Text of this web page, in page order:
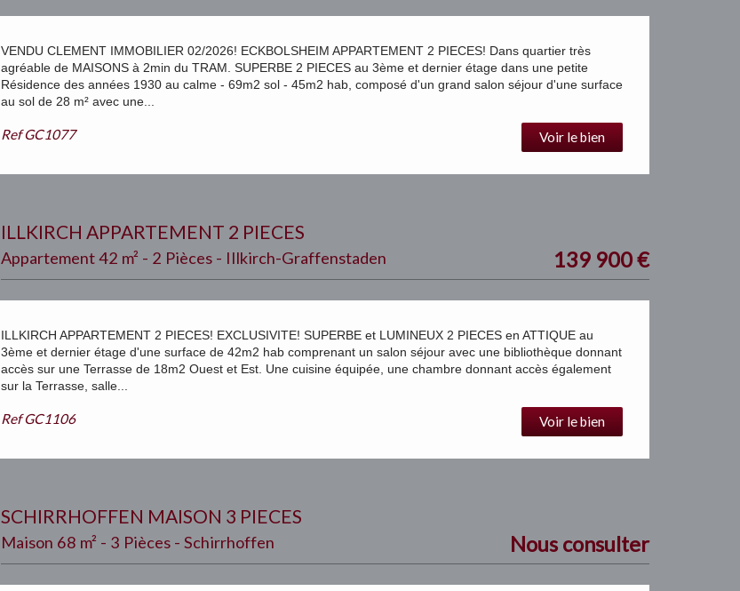
VENDU CLEMENT IMMOBILIER 02/2026! ECKBOLSHEIM APPARTEMENT 2 PIECES! Dans quartier très
agréable de MAISONS à 2min du TRAM. SUPERBE 2 PIECES au 3ème et dernier étage dans une petite
Résidence des années 1930 au calme - 69m2 sol - 45m2 hab, composé d'un grand salon séjour d'une surface
au sol de 28 m² avec une...
RefGC1077 Voir le bien
ILLKIRCH APPARTEMENT 2 PIECES
Appartement 42 m² - 2 Pièces - Illkirch-Graffenstaden 139 900€
ILLKIRCH APPARTEMENT 2 PIECES! EXCLUSIVITE! SUPERBE et LUMINEUX 2 PIECES en ATTIQUE au
3ème et dernier étage d'une surface de 42m2 hab comprenant un salon séjour avec une bibliothèque donnant
accès sur une Terrasse de 18m2 Ouest et Est. Une cuisine équipée, une chambre donnant accès également
sur la Terrasse, salle...
RefGC1106 Voir le bien
SCHIRRHOFFEN MAISON 3 PIECES
Maison 68 m² - 3 Pièces - Schirrhoffen Nous consulter